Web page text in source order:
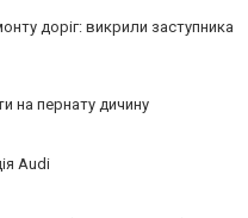
доріг: викрили заступника
на пернату дичину
Audi